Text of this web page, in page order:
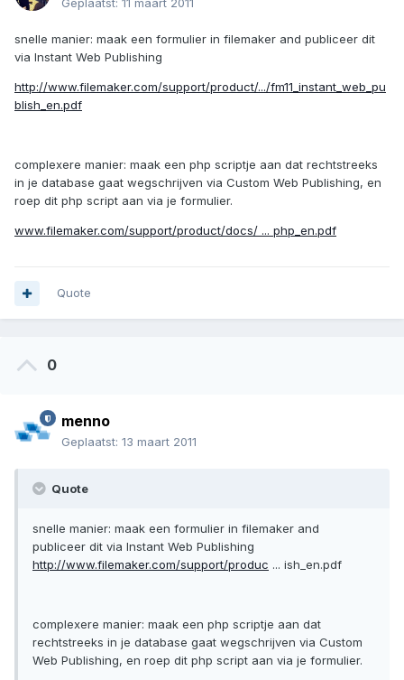
Geplaatst: 11 maart 2011
snelle manier: maak een formulier in filemaker and publiceer dit
via Instant Web Publishing
http://www.filemaker.com/support/product/.../fm11_instant_web_pu
blish_en.pdf
complexere manier: maak een php scriptje aan dat rechtstreeks
in je database gaat wegschrijven via Custom Web Publishing, en
roep dit php script aan via je formulier.
www.filemaker.com/support/product/docs/ ... php_en.pdf
Quote
0
menno
Geplaatst: 13 maart 2011
Quote
snelle manier: maak een formulier in filemaker and
publiceer dit via Instant Web Publishing
http://www.filemaker.com/support/produc ... ish_en.pdf
complexere manier: maak een php scriptje aan dat
rechtstreeks in je database gaat wegschrijven via Custom
Web Publishing, en roep dit php script aan via je formulier.